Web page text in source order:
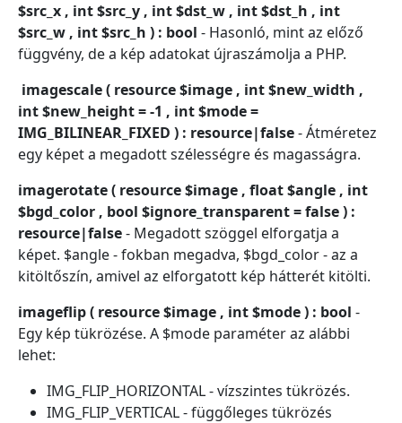
$src_x , int $src_y , int $dst_w , int $dst_h , int
$src_w , int $src_h ) : bool - Hasonló, mint az előző
függvény, de a kép adatokat újraszámolja a PHP.
imagescale ( resource $image , int $new_width ,
int $new_height = -1 , int $mode =
IMG_BILINEAR_FIXED ) : resource|false- Átméretez
egy képet a megadott szélességre és magasságra.
imagerotate ( resource $image , float $angle , int
$bgd_color , bool $ignore_transparent = false ) :
resource|false- Megadott szöggel elforgatja a
képet. $angle - fokban megadva, $bgd_color - az a
kitöltőszín, amivel az elforgatott kép hátterét kitölti.
imageflip ( resource $image , int $mode ) : bool -
Egy kép tükrözése. A $mode paraméter az alábbi
lehet:
IMG_FLIP_HORIZONTAL - vízszintes tükrözés.
IMG_FLIP_VERTICAL - függőleges tükrözés